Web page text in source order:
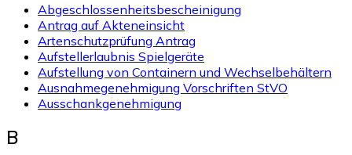
Abgeschlossenheitsbescheinigung
Antrag auf Akteneinsicht
Artenschutzprüfung Antrag
Aufstellerlaubnis Spielgeräte
Aufstellung von Containern und Wechselbehältern
Ausnahmegenehmigung Vorschriften StVO
Ausschankgenehmigung
B